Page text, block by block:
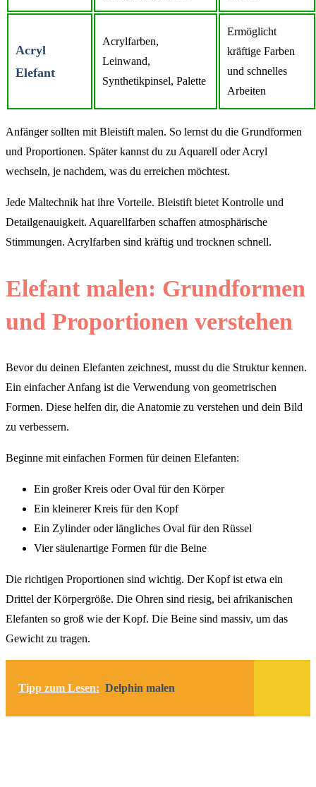
Acryl
Elefant
Acrylfarben,
Leinwand,
Synthetikpinsel, Palette
Ermöglicht
kräftige Farben
und schnelles
Arbeiten
Anfänger sollten mit Bleistift malen. So lernst du die Grundformen
und Proportionen. Später kannst du zu Aquarell oder Acryl
wechseln, je nachdem, was du erreichen möchtest.
Jede Maltechnik hat ihre Vorteile. Bleistift bietet Kontrolle und
Detailgenauigkeit. Aquarellfarben schaffen atmosphärische
Stimmungen. Acrylfarben sind kräftig und trocknen schnell.
Elefant malen: Grundformen
und Proportionen verstehen
Bevor du deinen Elefanten zeichnest, musst du die Struktur kennen.
Ein einfacher Anfang ist die Verwendung von geometrischen
Formen. Diese helfen dir, die Anatomie zu verstehen und dein Bild
zu verbessern.
Beginne mit einfachen Formen für deinen Elefanten:
Ein großer Kreis oder Oval für den Körper
Ein kleinerer Kreis für den Kopf
Ein Zylinder oder längliches Oval für den Rüssel
Vier säulenartige Formen für die Beine
Die richtigen Proportionen sind wichtig. Der Kopf ist etwa ein
Drittel der Körpergröße. Die Ohren sind riesig, bei afrikanischen
Elefanten so groß wie der Kopf. Die Beine sind massiv, um das
Gewicht zu tragen.
Tipp zum Lesen: Delphin malen